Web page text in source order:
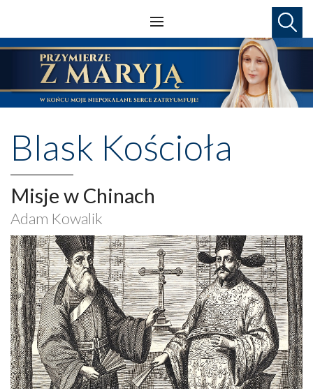
Blask Kościoła
Misje w Chinach
Adam Kowalik